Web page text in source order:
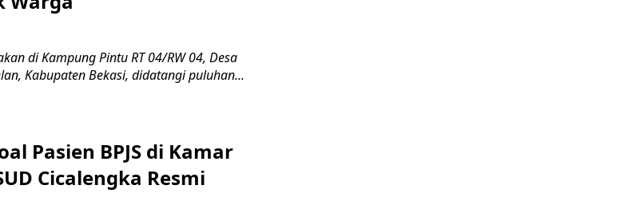
di Kampung Pintu RT 04/RW 04, Desa
Kabupaten Bekasi, didatangi puluhan...
Pasien BPJS di Kamar
Cicalengka Resmi